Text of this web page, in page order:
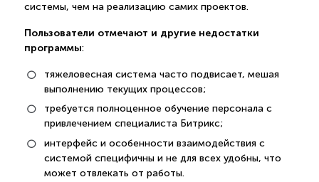
системы, чем на реализацию самих проектов.
Пользователи отмечают и другие недостатки
программы:
тяжеловесная система часто подвисает, мешая
выполнению текущих процессов;
требуется полноценное обучение персонала с
привлечением специалиста Битрикс;
интерфейс и особенности взаимодействия с
системой специфичны и не для всех удобны, что
может отвлекать от работы.